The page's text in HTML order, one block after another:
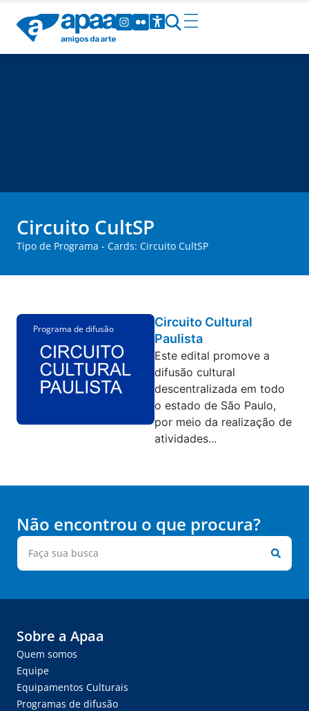
Circuito CultSP
Tipo de Programa - Cards: Circuito CultSP
Programa de difusão
Circuito Cultural
Paulista
Este edital promove a
difusão cultural
descentralizada em todo
o estado de São Paulo,
por meio da realização de
atividades...
Não encontrou o que procura?
Sobre a Apaa
Quem somos
Equipe
Equipamentos Culturais
Programas de difusão